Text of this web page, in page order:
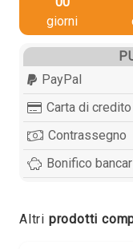
giorni
PayPal
Carta di credito
Contrassegno
Bonifico
Altri prodotti